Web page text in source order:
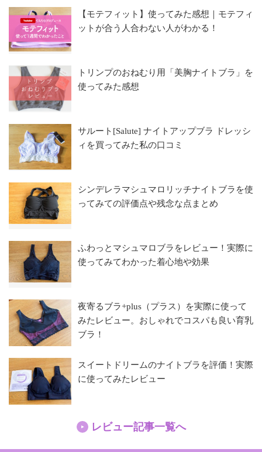
【モテフィット】使ってみた感想｜モテフィ
ットが合う人合わない人がわかる！
トリンプのおねむり用「美胸ナイトブラ」を
使ってみた感想
サルート[Salute] ナイトアップブラ ドレッシ
ィを買ってみた私の口コミ
シンデレラマシュマロリッチナイトブラを使
ってみての評価点や残念な点まとめ
ふわっとマシュマロブラをレビュー！実際に
使ってみてわかった着心地や効果
夜寄るブラ+plus（プラス）を実際に使って
みたレビュー。おしゃれでコスパも良い育乳
ブラ！
スイートドリームのナイトブラを評価！実際
に使ってみたレビュー
レビュー記事一覧へ